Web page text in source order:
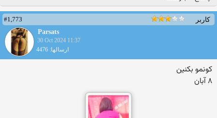
کاربر
#1,773
Parsats
30 Oct 2024 11:37
ارسالها: 4476
کونمو بکنین
۸ آبان